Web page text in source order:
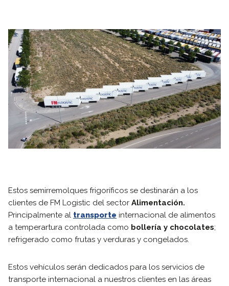
Estos semirremolques frigoríficos se destinarán a los
clientes de FM Logistic del sector Alimentación.
Principalmente al transporte internacional de alimentos
a temperartura controlada como bollería y chocolates;
refrigerado como frutas y verduras y congelados.
Estos vehículos serán dedicados para los servicios de
transporte internacional a nuestros clientes en las áreas